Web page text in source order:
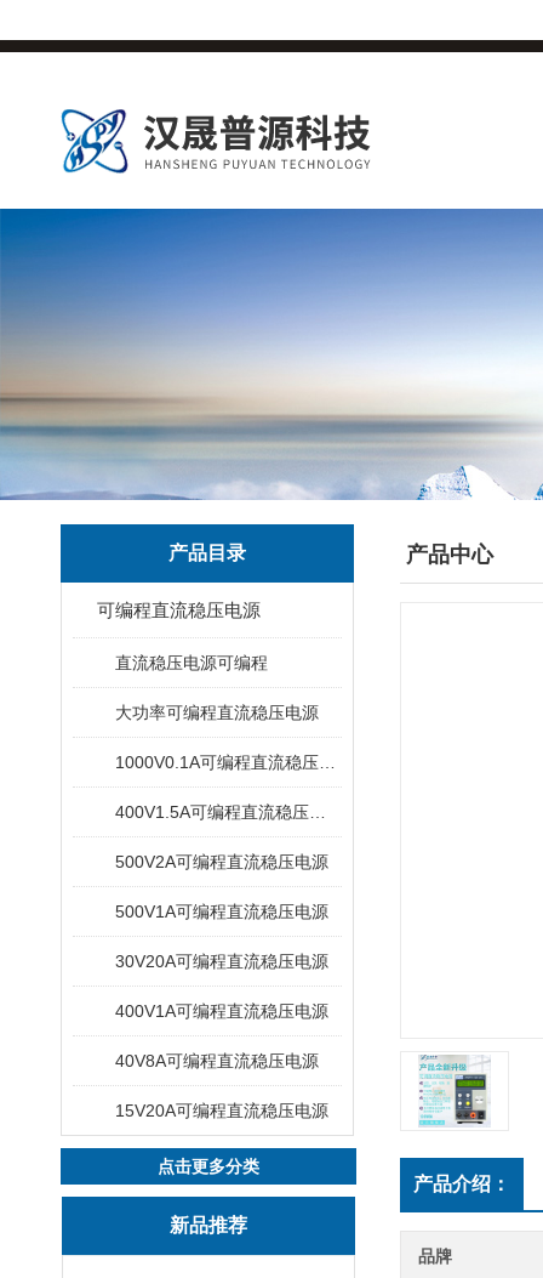
产品目录
可编程直流稳压电源
直流稳压电源可编程
大功率可编程直流稳压电源
500V2A可编程直流稳压电源
500V1A可编程直流稳压电源
30V20A可编程直流稳压电源
400V1A可编程直流稳压电源
40V8A可编程直流稳压电源
15V20A可编程直流稳压电源
点击更多分类
新品推荐
产品中心
产品介绍：
品牌